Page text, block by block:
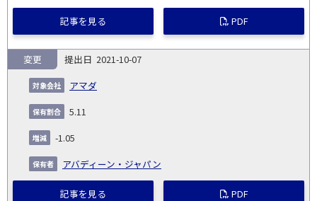
記事を見る PDF
2021-10-07
アマダ
変更
5.11
-1.05
アバディーン・ジャパン
記事を見る PDF